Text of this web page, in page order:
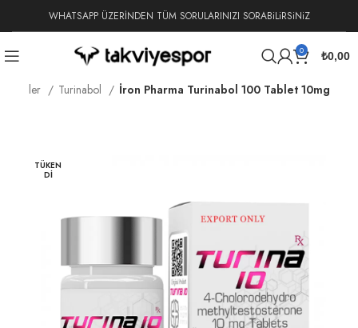
WHATSAPP ÜZERİNDEN TÜM SORULARINIZI SORABiLiRSiNiZ
0 ₺0,00
Turinabol İron Pharma Turinabol 100 Tablet 10mg
TÜKEN
DI